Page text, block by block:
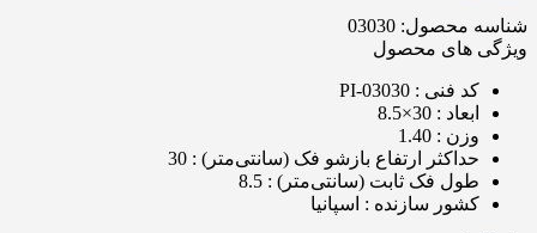
شناسه محصول: 03030
ویژگی های محصول
کد فنی : PI-03030
ابعاد : 30×8.5
وزن : 1.40
حداکثر ارتفاع بازشو فک (سانتی‌متر) : 30
طول فک ثابت (سانتی‌متر) : 8.5
کشور سازنده : اسپانیا